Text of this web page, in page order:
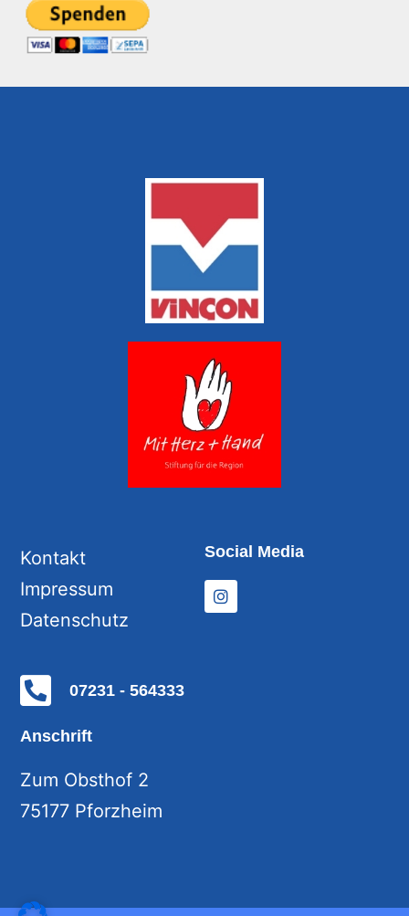
Anschrift
Zum Obsthof 2
75177 Pforzheim
07231 - 564333
Social Media
Kontakt
Impressum
Datenschutz